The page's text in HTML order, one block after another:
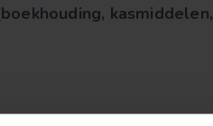
kasmiddelen,